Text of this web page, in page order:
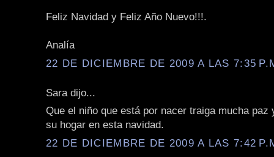
Feliz Navidad y Feliz Año Nuevo!!!.
Analía
22 DE DICIEMBRE DE 2009 A LAS 7:35
Sara dijo...
Que el niño que está por nacer traiga mucha paz
su hogar en esta navidad.
22 DE DICIEMBRE DE 2009 A LAS 7:42